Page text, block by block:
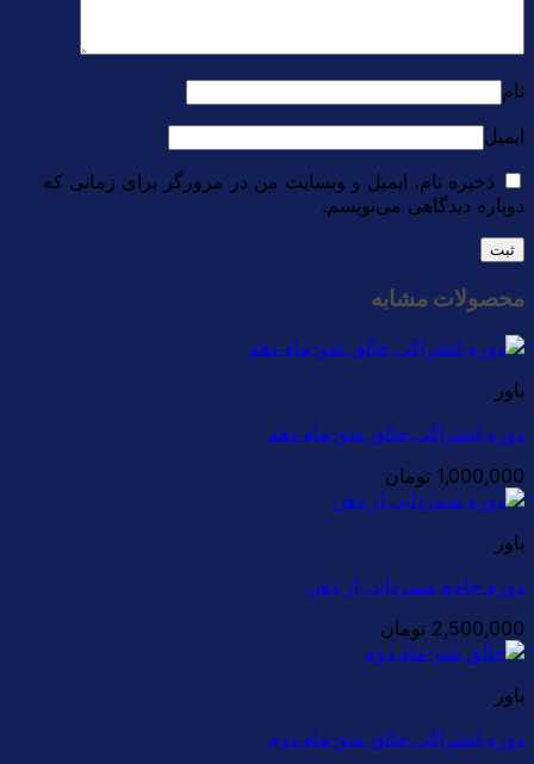
نام
ایمیل
ذخیره نام، ایمیل و وبسایت من در مرورگر برای زمانی که
دوباره دیدگاهی می‌نویسم.
محصولات مشابه
باور
دوره اشتراکی خالق شو-ماه دهم
1,000,000 تومان
باور
دوره جامع سم‌زدایی از ذهن
2,500,000 تومان
باور
دوره اشتراکی خالق شو-ماه دوم